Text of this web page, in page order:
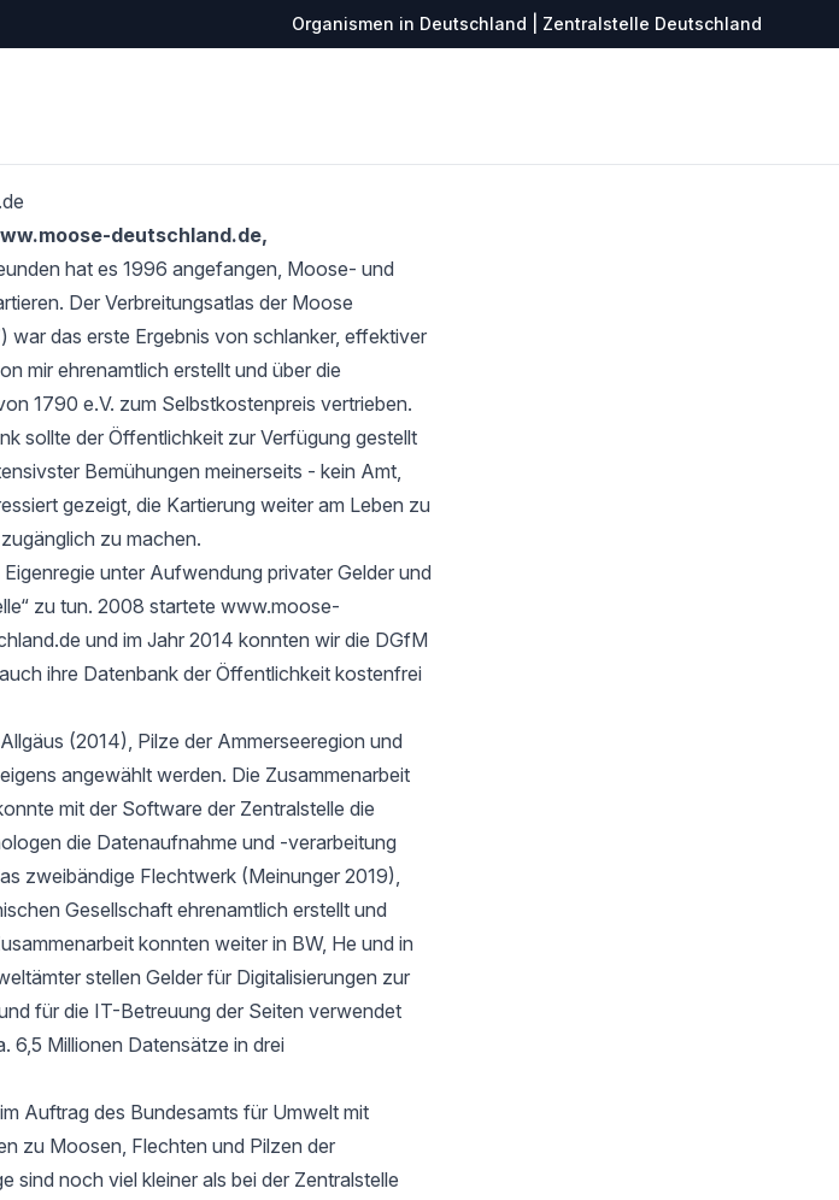
Organismen in Deutschland | Zentralstelle Deutschland
deutschland.de,
hat es 1996 angefangen, Moose- und
Der Verbreitungsatlas der Moose
das erste Ergebnis von schlanker, effektiver
mir ehrenamtlich erstellt und über die
1790 e.V. zum Selbstkostenpreis vertrieben.
sollte der Öffentlichkeit zur Verfügung gestellt
Bemühungen meinerseits - kein Amt,
gezeigt, die Kartierung weiter am Leben zu
zu machen.
unter Aufwendung privater Gelder und
zu tun. 2008 startete www.moose-
und im Jahr 2014 konnten wir die DGfM
auch ihre Datenbank der Öffentlichkeit kostenfrei
(2014), Pilze der Ammerseeregion und
angewählt werden. Die Zusammenarbeit
mit der Software der Zentralstelle die
die Datenaufnahme und -verarbeitung
zweibändige Flechtwerk (Meinunger 2019),
Gesellschaft ehrenamtlich erstellt und
konnten weiter in BW, He und in
stellen Gelder für Digitalisierungen zur
für die IT-Betreuung der Seiten verwendet
6,5 Millionen Datensätze in drei
Auftrag des Bundesamts für Umwelt mit
zu Moosen, Flechten und Pilzen der
sind noch viel kleiner als bei der Zentralstelle